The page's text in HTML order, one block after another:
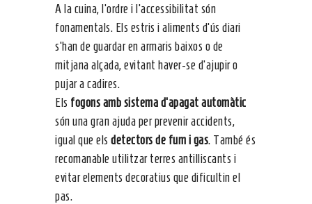
A la cuina, l’ordre i l’accessibilitat són
fonamentals. Els estris i aliments d’ús diari
s’han de guardar en armaris baixos o de
mitjana alçada, evitant haver-se d’ajupir o
pujar a cadires.
Els fogons amb sistema d’apagat automàtic
són una gran ajuda per prevenir accidents,
igual que els detectors de fum i gas. També és
recomanable utilitzar terres antilliscants i
evitar elements decoratius que dificultin el
pas.